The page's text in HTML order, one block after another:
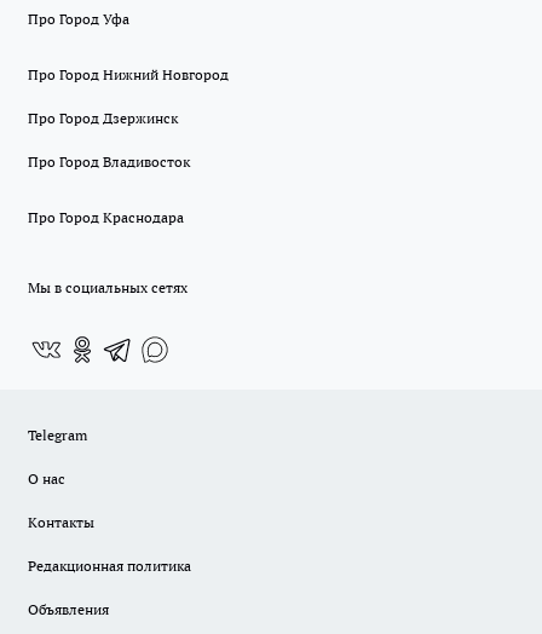
Про Город Уфа
Про Город Нижний Новгород
Про Город Дзержинск
Про Город Владивосток
Про Город Краснодара
Мы в социальных сетях
Telegram
О нас
Контакты
Редакционная политика
Объявления